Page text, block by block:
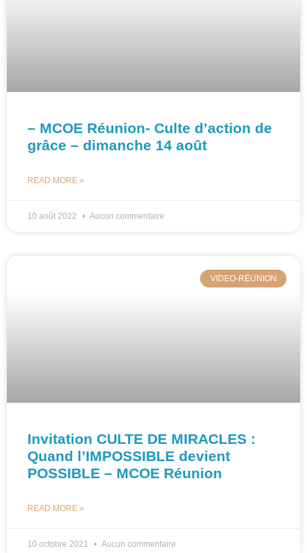
– MCOE Réunion- Culte d’action de
grâce – dimanche 14 août
READ MORE »
10 août 2022 Aucun commentaire
VIDEO-RÉUNION
Invitation CULTE DE MIRACLES :
Quand l’IMPOSSIBLE devient
POSSIBLE – MCOE Réunion
READ MORE »
10 octobre 2021 Aucun commentaire